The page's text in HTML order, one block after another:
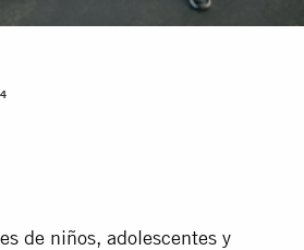
de niños, adolescentes y